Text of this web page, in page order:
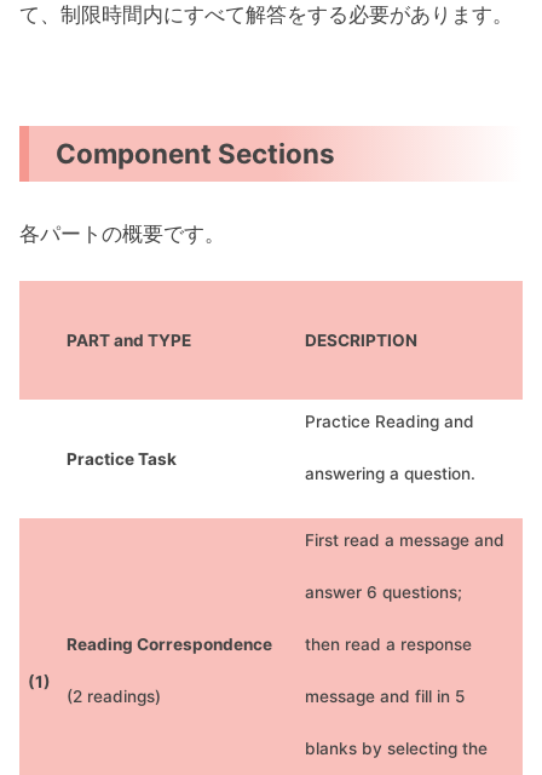
て、制限時間内にすべて解答をする必要があります。
Component Sections
各パートの概要です。
PART and TYPE DESCRIPTION
Practice Task
Practice Reading and
answering a question.
(1)
Reading Correspondence
(2 readings)
First read a message and
answer 6 questions;
then read a response
message and fill in 5
blanks by selecting the